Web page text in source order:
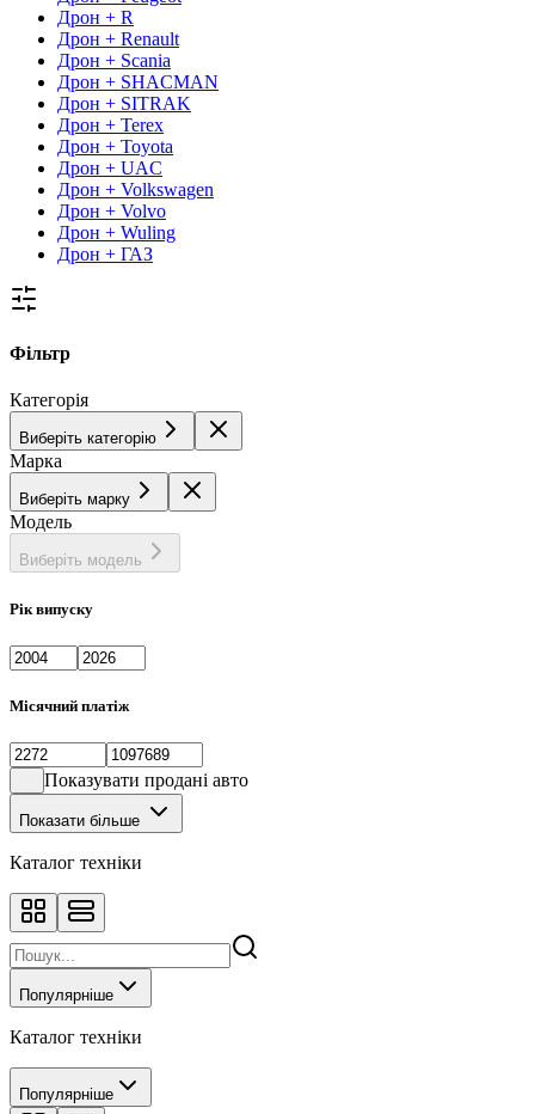
Дрон + R
Дрон + Renault
Дрон + Scania
Дрон + SHACMAN
Дрон + SITRAK
Дрон + Terex
Дрон + Toyota
Дрон + UAC
Дрон + Volkswagen
Дрон + Volvo
Дрон + Wuling
Дрон + ГАЗ
Фільтр
Категорія
Виберіть категорію
Марка
Виберіть марку
Модель
Виберіть модель
Рік випуску
Місячний платіж
Показувати продані авто
Показати більше
Каталог техніки
Популярніше
Каталог техніки
Популярніше